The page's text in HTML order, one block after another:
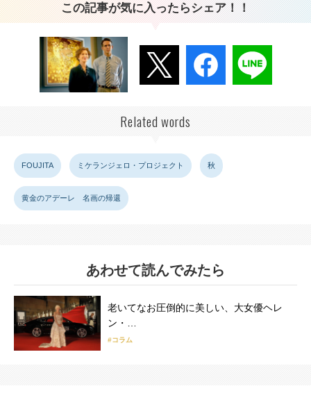
この記事が気に入ったらシェア！！
Related words
FOUJITA ミケランジェロ・プロジェクト 秋
黄金のアデーレ 名画の帰還
あわせて読んでみたら
老いてなお圧倒的に美しい、大女優ヘレ
ン・…
#コラム